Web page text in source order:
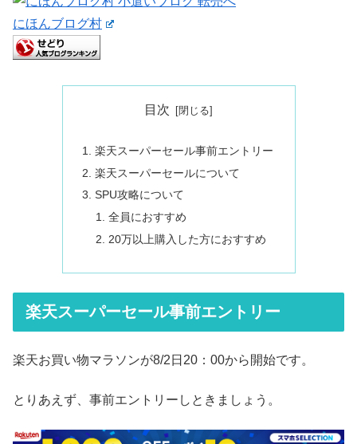
にほんブログ村
目次
楽天スーパーセール事前エントリー
楽天スーパーセールについて
SPU攻略について
全員におすすめ
20万以上購入した方におすすめ
楽天スーパーセール事前エントリー
楽天お買い物マラソンが8/2日20：00から開始です。
とりあえず、事前エントリーしときましょう。